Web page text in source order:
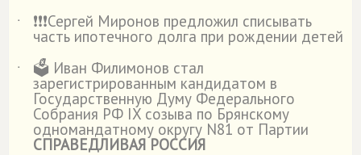
˙
❗️❗️❗️Сергей Миронов предложил списывать
часть ипотечного долга при рождении детей
˙
🗳️ Иван Филимонов стал
зарегистрированным кандидатом в
Государственную Думу Федерального
Собрания РФ IX созыва по Брянскому
одномандатному округу N81 от Партии
СПРАВЕДЛИВАЯ РОССИЯ